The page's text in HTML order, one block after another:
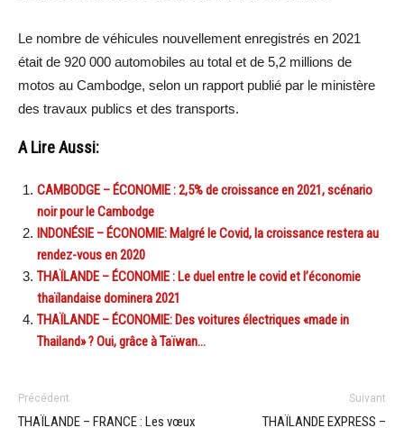
Le nombre de véhicules nouvellement enregistrés en 2021
était de 920 000 automobiles au total et de 5,2 millions de
motos au Cambodge, selon un rapport publié par le ministère
des travaux publics et des transports.
A Lire Aussi:
CAMBODGE – ÉCONOMIE : 2,5% de croissance en 2021, scénario
noir pour le Cambodge
INDONÉSIE – ÉCONOMIE: Malgré le Covid, la croissance restera au
rendez-vous en 2020
THAÏLANDE – ÉCONOMIE : Le duel entre le covid et l’économie
thaïlandaise dominera 2021
THAÏLANDE – ÉCONOMIE: Des voitures électriques «made in
Thailand» ? Oui, grâce à Taïwan…
Précédent
THAÏLANDE – FRANCE : Les vœux
Suivant
THAÏLANDE EXPRESS –